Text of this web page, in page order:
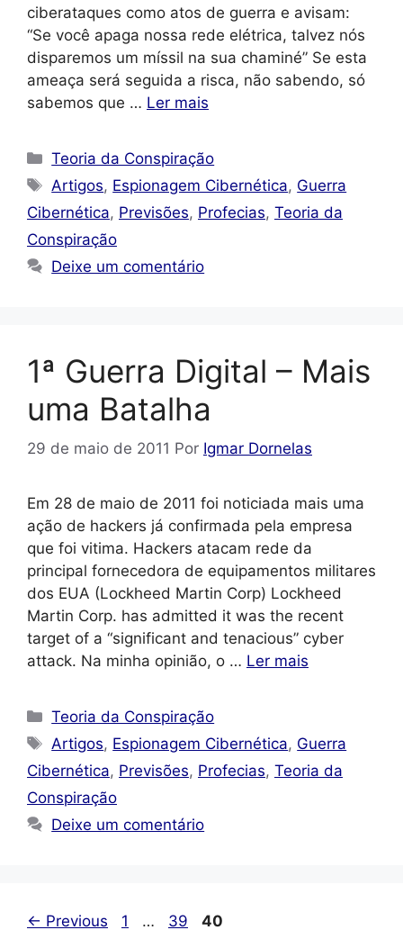
ciberataques como atos de guerra e avisam:
“Se você apaga nossa rede elétrica, talvez nós
disparemos um míssil na sua chaminé” Se esta
ameaça será seguida a risca, não sabendo, só
sabemos que … Ler mais
Categorias
Teoria da Conspiração
Tags
Artigos, Espionagem Cibernética, Guerra
Cibernética, Previsões, Profecias, Teoria da
Conspiração
Deixe um comentário
1ª Guerra Digital – Mais
uma Batalha
29 de maio de 2011 Por Igmar Dornelas
Em 28 de maio de 2011 foi noticiada mais uma
ação de hackers já confirmada pela empresa
que foi vitima. Hackers atacam rede da
principal fornecedora de equipamentos militares
dos EUA (Lockheed Martin Corp) Lockheed
Martin Corp. has admitted it was the recent
target of a “significant and tenacious” cyber
attack. Na minha opinião, o … Ler mais
Categorias
Teoria da Conspiração
Tags
Artigos, Espionagem Cibernética, Guerra
Cibernética, Previsões, Profecias, Teoria da
Conspiração
Deixe um comentário
← Previous Page
1 … Page
39 Page
40